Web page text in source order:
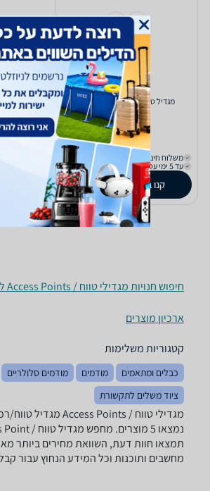
‏מגדיל טווח/רפיטר A301 Tenda
254
₪
משלוח חינם
עד 5 ימי עסקים
קנו ב- zap store
חיפוש חנויות מגדילי טווח / Access Points לפי עיר
ארכיון מוצרים
קטגוריות משלימות
כבלים ומתאמים מודמים מודמים סלולריים
ציוד משלים לתקשורת
תמצאו חוות דעת, השוואת מחירים ביותר
מחשבים ותוכנות וכל המידע הנחוץ עבור